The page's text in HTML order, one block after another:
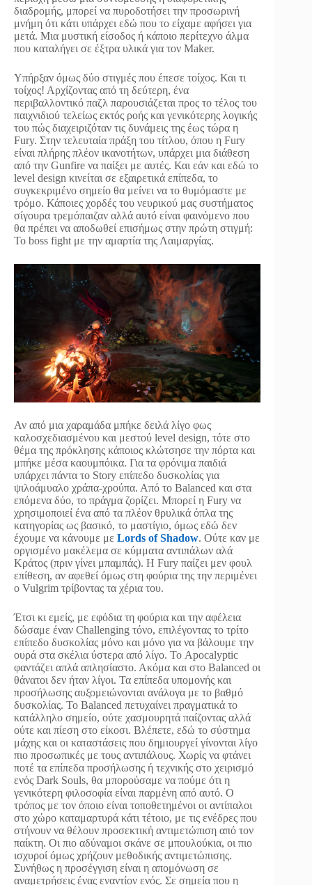
διαδρομής, μπορεί να πυροδοτήσει την προσωρινή
μνήμη ότι κάτι υπάρχει εδώ που το είχαμε αφήσει για
μετά. Μια μυστική είσοδος ή κάποιο περίτεχνο άλμα
που καταλήγει σε έξτρα υλικά για τον Maker.
Υπήρξαν όμως δύο στιγμές που έπεσε τοίχος. Και τι
τοίχος! Αρχίζοντας από τη δεύτερη, ένα
περιβαλλοντικό παζλ παρουσιάζεται προς το τέλος του
παιχνιδιού τελείως εκτός ροής και γενικότερης λογικής
του πώς διαχειριζόταν τις δυνάμεις της έως τώρα η
Fury. Στην τελευταία πράξη του τίτλου, όπου η Fury
είναι πλήρης πλέον ικανοτήτων, υπάρχει μια διάθεση
από την Gunfire να παίξει με αυτές. Και εάν και εδώ το
level design κινείται σε εξαιρετικά επίπεδα, το
συγκεκριμένο σημείο θα μείνει να το θυμόμαστε με
τρόμο. Κάποιες χορδές του νευρικού μας συστήματος
σίγουρα τρεμόπαιζαν αλλά αυτό είναι φαινόμενο που
θα πρέπει να αποδωθεί επισήμως στην πρώτη στιγμή:
Το boss fight με την αμαρτία της Λαιμαργίας.
Αν από μια χαραμάδα μπήκε δειλά λίγο φως
καλοσχεδιασμένου και μεστού level design, τότε στο
θέμα της πρόκλησης κάποιος κλώτσησε την πόρτα και
μπήκε μέσα καουμπόικα. Για τα φρόνιμα παιδιά
υπάρχει πάντα το Story επίπεδο δυσκολίας για
ψιλοάμυαλο χράπα-χρούπα. Από το Balanced και στα
επόμενα δύο, το πράγμα ζορίζει. Μπορεί η Fury να
χρησιμοποιεί ένα από τα πλέον θρυλικά όπλα της
κατηγορίας ως βασικό, το μαστίγιο, όμως εδώ δεν
έχουμε να κάνουμε με Lords of Shadow. Ούτε καν με
οργισμένο μακέλεμα σε κύμματα αντιπάλων αλά
Kράτος (πριν γίνει μπαμπάς). Η Fury παίζει μεν φουλ
επίθεση, αν αφεθεί όμως στη φούρια της την περιμένει
ο Vulgrim τρίβοντας τα χέρια του.
Έτσι κι εμείς, με εφόδια τη φούρια και την αφέλεια
δώσαμε έναν Challenging τόνο, επιλέγοντας το τρίτο
επίπεδο δυσκολίας μόνο και μόνο για να βάλουμε την
ουρά στα σκέλια ύστερα από λίγο. Το Apocalyptic
φαντάζει απλά απλησίαστο. Ακόμα και στο Balanced οι
θάνατοι δεν ήταν λίγοι. Τα επίπεδα υπομονής και
προσήλωσης αυξομειώνονται ανάλογα με το βαθμό
δυσκολίας. Το Balanced πετυχαίνει πραγματικά το
κατάλληλο σημείο, ούτε χασμουρητά παίζοντας αλλά
ούτε και πίεση στο είκοσι. Βλέπετε, εδώ το σύστημα
μάχης και οι καταστάσεις που δημιουργεί γίνονται λίγο
πιο προσωπικές με τους αντιπάλους. Χωρίς να φτάνει
ποτέ τα επίπεδα προσήλωσης ή τεχνικής στο χειρισμό
ενός Dark Souls, θα μπορούσαμε να πούμε ότι η
γενικότερη φιλοσοφία είναι παρμένη από αυτό. Ο
τρόπος με τον όποιο είναι τοποθετημένοι οι αντίπαλοι
στο χώρο καταμαρτυρά κάτι τέτοιο, με τις ενέδρες που
στήνουν να θέλουν προσεκτική αντιμετώπιση από τον
παίκτη. Οι πιο αδύναμοι σκάνε σε μπουλούκια, οι πιο
ισχυροί όμως χρήζουν μεθοδικής αντιμετώπισης.
Συνήθως η προσέγγιση είναι η απομόνωση σε
αναμετρήσεις ένας εναντίον ενός. Σε σημεία που η